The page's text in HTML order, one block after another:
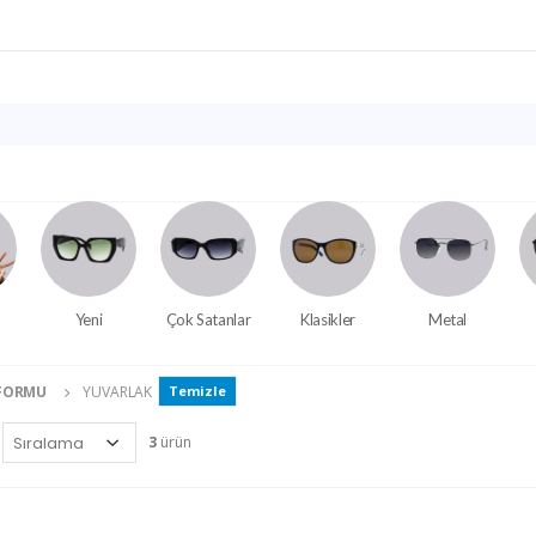
Yeni Çok Satanlar Klasikler Metal
YUVARLAK Temizle
3 ürün